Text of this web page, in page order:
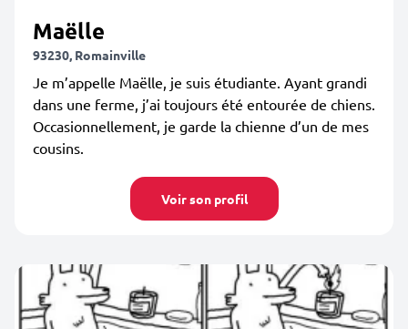
Maëlle
93230, Romainville
Je m’appelle Maëlle, je suis étudiante. Ayant grandi
dans une ferme, j’ai toujours été entourée de chiens.
Occasionnellement, je garde la chienne d’un de mes
cousins.
Voir son profil